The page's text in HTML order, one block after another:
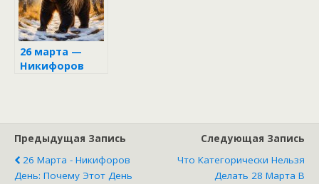
в самый
важный день
весны
26 марта —
Никифоров
что
нельзя делать
Предыдущая Запись
26 Марта - Никифоров
День: Почему Этот День
Следующая Запись
Что Категорически Нельзя
Делать 28 Марта В